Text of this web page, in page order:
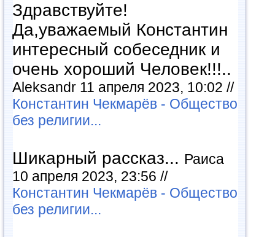
Здравствуйте!
Да,уважаемый Константин
интересный собеседник и
очень хороший Человек!!!..
Aleksandr 11 апреля 2023, 10:02 //
Константин Чекмарёв - Общество
без религии...
Шикарный рассказ... Раиса
10 апреля 2023, 23:56 //
Константин Чекмарёв - Общество
без религии...